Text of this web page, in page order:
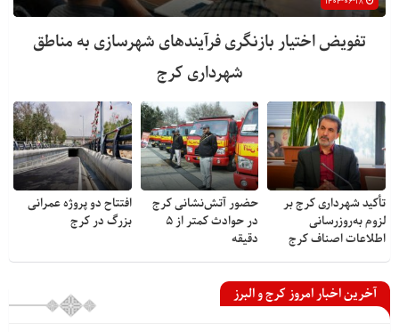
تفویض اختیار بازنگری فرآیندهای شهرسازی به مناطق
شهرداری کرج
تأکید شهرداری کرج بر
لزوم به‌روزرسانی
اطلاعات اصناف کرج
حضور آتش‌نشانی کرج
در حوادث کمتر از ۵
دقیقه
افتتاح دو پروژه عمرانی
بزرگ در کرج
آخرین اخبار امروز کرج و البرز